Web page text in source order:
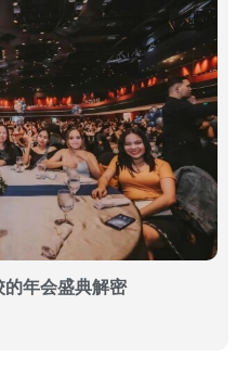
的年会盛典解密